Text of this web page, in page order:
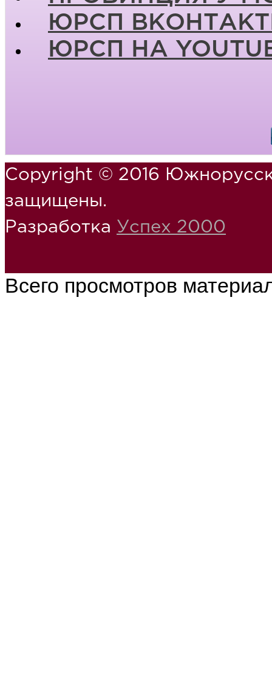
ЮРСП
ЮРСП НА
Copyright © 2016
защищены.
Разработка Успех 2000
Всего просмотров